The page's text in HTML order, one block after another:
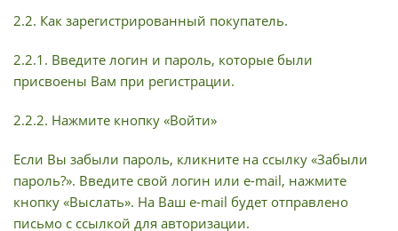
2.2. Как зарегистрированный покупатель.
2.2.1. Введите логин и пароль, которые были
присвоены Вам при регистрации.
2.2.2. Нажмите кнопку «Войти»
Если Вы забыли пароль, кликните на ссылку «Забыли
пароль?». Введите свой логин или e-mail, нажмите
кнопку «Выслать». На Ваш e-mail будет отправлено
письмо с ссылкой для авторизации.